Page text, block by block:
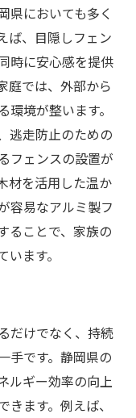
県においても多く
ば、目隠しフェン
時に安心感を提供
庭では、外部から
境が整います。
逃走防止のための
フェンスの設置が
材を活用した温か
容易なアルミ製フ
ることで、家族の
ます。
だけでなく、持続
手です。静岡県の
ルギー効率の向上
きます。例えば、